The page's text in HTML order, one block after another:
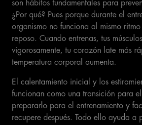
son hábitos fundamentales para
¿Por qué? Pues porque durante el
organismo no funciona al mismo
reposo. Cuando entrenas, tus
vigorosamente, tu corazón late más
temperatura corporal aumenta.
El calentamiento inicial y los
funcionan como una transición para
prepararlo para el entrenamiento y
recupere después. Todo ello ayuda a